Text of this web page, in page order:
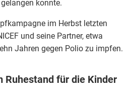
konnte.
im Herbst letzten
und seine Partner, etwa
Jahren gegen Polio zu impfen.
Ruhestand für die Kinder